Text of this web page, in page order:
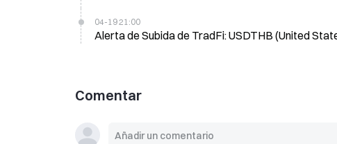
04-19 21:00
Alerta de Subida de TradFi: USDTHB (United
Comentar